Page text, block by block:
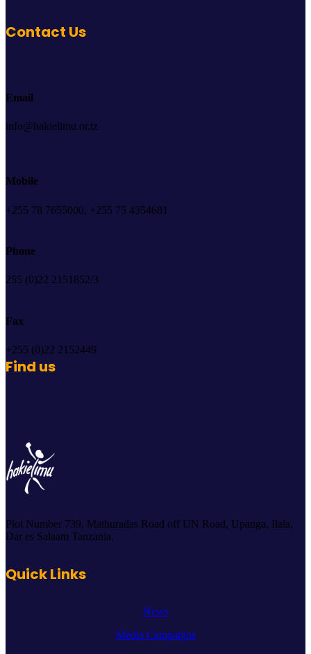
Contact Us
Email
info@hakielimu.or.tz
Mobile
+255 78 7655000, +255 75 4354681
Phone
255 (0)22 2151852/3
Fax
+255 (0)22 2152449
Find us
Plot Number 739, Mathuradas Road off UN Road, Upanga, Ilala,
Dar es Salaam Tanzania.
Quick Links
News
Media Campaigns